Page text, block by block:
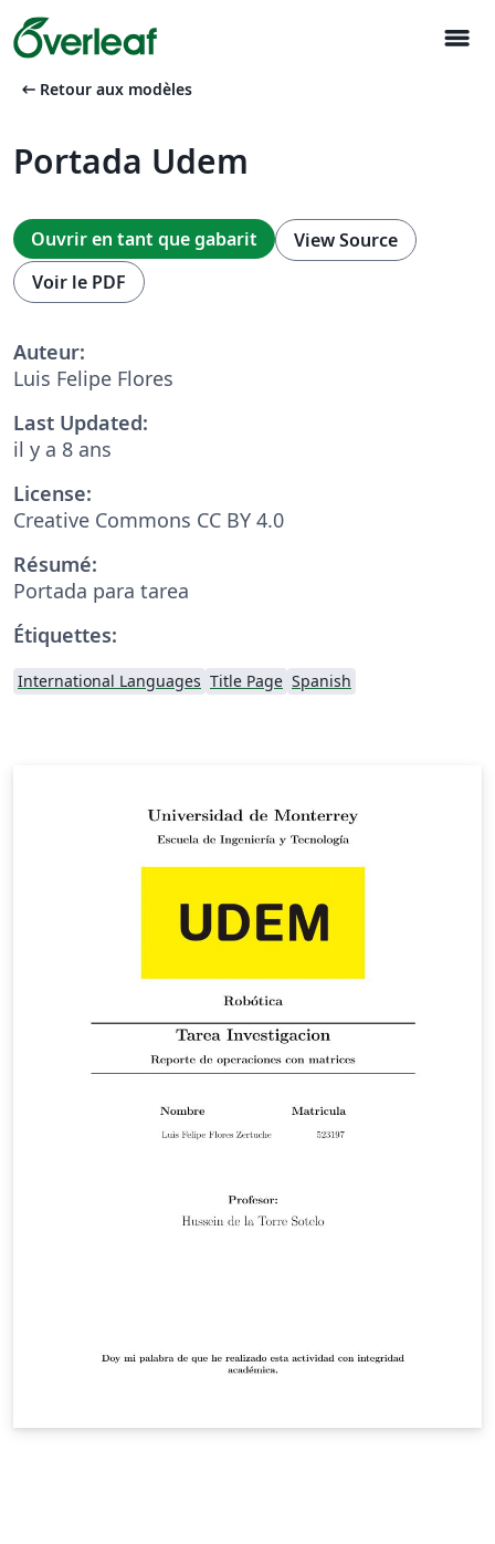
menu
arrow_left_alt Retour aux modèles
Portada Udem
Ouvrir en tant que gabarit
View Source
Voir le PDF
Auteur:
Luis Felipe Flores
Last Updated:
il y a 8 ans
License:
Creative Commons CC BY 4.0
Résumé:
Portada para tarea
Étiquettes:
International Languages Title Page Spanish